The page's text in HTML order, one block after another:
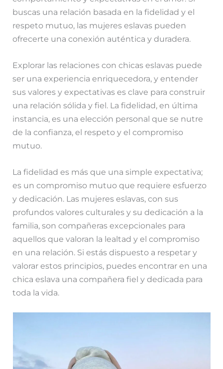
buscas una relación basada en la fidelidad y el
respeto mutuo, las mujeres eslavas pueden
ofrecerte una conexión auténtica y duradera.
Explorar las relaciones con chicas eslavas puede
ser una experiencia enriquecedora, y entender
sus valores y expectativas es clave para construir
una relación sólida y fiel. La fidelidad, en última
instancia, es una elección personal que se nutre
de la confianza, el respeto y el compromiso
mutuo.
La fidelidad es más que una simple expectativa;
es un compromiso mutuo que requiere esfuerzo
y dedicación. Las mujeres eslavas, con sus
profundos valores culturales y su dedicación a la
familia, son compañeras excepcionales para
aquellos que valoran la lealtad y el compromiso
en una relación. Si estás dispuesto a respetar y
valorar estos principios, puedes encontrar en una
chica eslava una compañera fiel y dedicada para
toda la vida.